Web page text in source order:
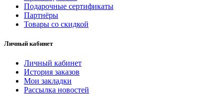
Подарочные сертификаты
Партнёры
Товары со скидкой
Личный кабинет
Личный кабинет
История заказов
Мои закладки
Рассылка новостей